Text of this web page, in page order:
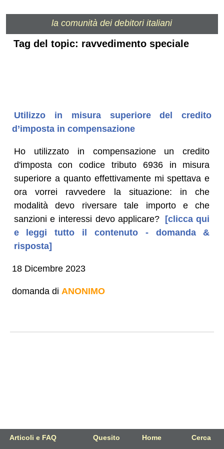
la comunità dei debitori italiani
Articoli e FAQ Quesito Home Cerca
Tag del topic: ravvedimento speciale
Utilizzo in misura superiore del credito
d’imposta in compensazione
Ho utilizzato in compensazione un credito
d'imposta con codice tributo 6936 in misura
superiore a quanto effettivamente mi spettava e
ora vorrei ravvedere la situazione: in che
modalità devo riversare tale importo e che
sanzioni e interessi devo applicare? [clicca qui
e leggi tutto il contenuto - domanda &
risposta]
18 Dicembre 2023
domanda di ANONIMO